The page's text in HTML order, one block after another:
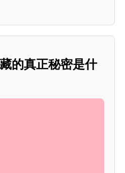
的真正秘密是什